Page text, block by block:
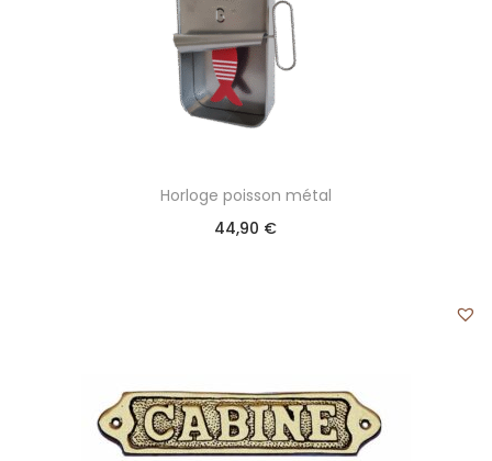
Horloge poisson métal
44,90 €